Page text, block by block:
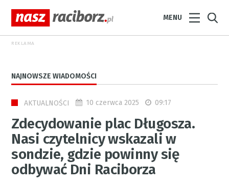
MENU
REKLAMA
NAJNOWSZE WIADOMOŚCI
AKTUALNOŚCI 10 czerwca 2025 09:17
Zdecydowanie plac Długosza.
Nasi czytelnicy wskazali w
sondzie, gdzie powinny się
odbywać Dni Raciborza